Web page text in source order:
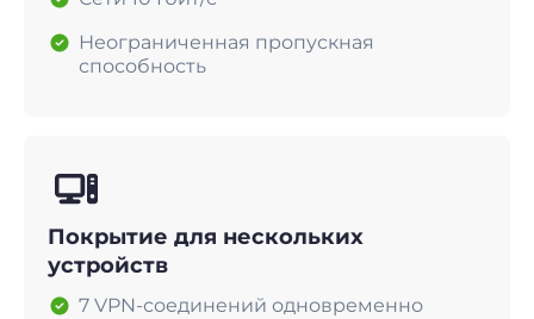
Неограниченная пропускная
способность
Покрытие для нескольких
устройств
7 VPN-соединений одновременно